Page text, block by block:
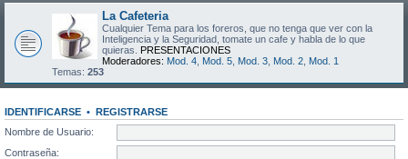
La Cafeteria
Cualquier Tema para los foreros, que no tenga que ver con la
Inteligencia y la Seguridad, tomate un cafe y habla de lo que
quieras. PRESENTACIONES
Moderadores: Mod. 4 Mod. 5 Mod. 3 Mod. 2 Mod. 1
Temas: 253
IDENTIFICARSE • REGISTRARSE
Nombre de Usuario:
Contraseña: